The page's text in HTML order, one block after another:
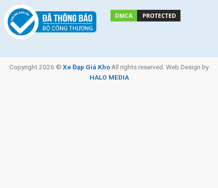
Copyright 2026 © Xe Đạp Giá Kho All rights reserved. Web Design by
HALO MEDIA